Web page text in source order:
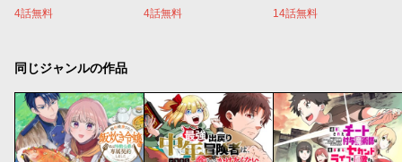
4話無料 4話無料 14話無料
同じジャンルの作品